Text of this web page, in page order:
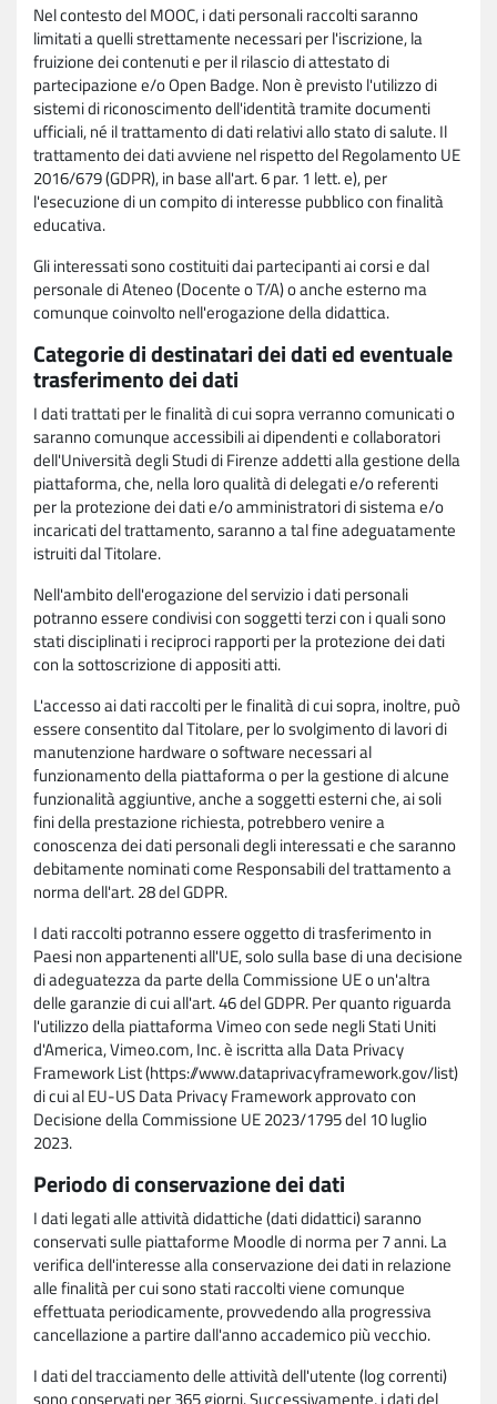
Nel contesto del MOOC, i dati personali raccolti saranno
limitati a quelli strettamente necessari per l'iscrizione, la
fruizione dei contenuti e per il rilascio di attestato di
partecipazione e/o Open Badge. Non è previsto l'utilizzo di
sistemi di riconoscimento dell'identità tramite documenti
ufficiali, né il trattamento di dati relativi allo stato di salute. Il
trattamento dei dati avviene nel rispetto del Regolamento UE
2016/679 (GDPR), in base all'art. 6 par. 1 lett. e), per
l'esecuzione di un compito di interesse pubblico con finalità
educativa.
Gli interessati sono costituiti dai partecipanti ai corsi e dal
personale di Ateneo (Docente o T/A) o anche esterno ma
comunque coinvolto nell'erogazione della didattica.
Categorie di destinatari dei dati ed eventuale
trasferimento dei dati
I dati trattati per le finalità di cui sopra verranno comunicati o
saranno comunque accessibili ai dipendenti e collaboratori
dell'Università degli Studi di Firenze addetti alla gestione della
piattaforma, che, nella loro qualità di delegati e/o referenti
per la protezione dei dati e/o amministratori di sistema e/o
incaricati del trattamento, saranno a tal fine adeguatamente
istruiti dal Titolare.
Nell'ambito dell'erogazione del servizio i dati personali
potranno essere condivisi con soggetti terzi con i quali sono
stati disciplinati i reciproci rapporti per la protezione dei dati
con la sottoscrizione di appositi atti.
L'accesso ai dati raccolti per le finalità di cui sopra, inoltre, può
essere consentito dal Titolare, per lo svolgimento di lavori di
manutenzione hardware o software necessari al
funzionamento della piattaforma o per la gestione di alcune
funzionalità aggiuntive, anche a soggetti esterni che, ai soli
fini della prestazione richiesta, potrebbero venire a
conoscenza dei dati personali degli interessati e che saranno
debitamente nominati come Responsabili del trattamento a
norma dell'art. 28 del GDPR.
I dati raccolti potranno essere oggetto di trasferimento in
Paesi non appartenenti all'UE, solo sulla base di una decisione
di adeguatezza da parte della Commissione UE o un'altra
delle garanzie di cui all'art. 46 del GDPR. Per quanto riguarda
l'utilizzo della piattaforma Vimeo con sede negli Stati Uniti
d'America, Vimeo.com, Inc. è iscritta alla Data Privacy
Framework List (https://www.dataprivacyframework.gov/list)
di cui al EU-US Data Privacy Framework approvato con
Decisione della Commissione UE 2023/1795 del 10 luglio
2023.
Periodo di conservazione dei dati
I dati legati alle attività didattiche (dati didattici) saranno
conservati sulle piattaforme Moodle di norma per 7 anni. La
verifica dell'interesse alla conservazione dei dati in relazione
alle finalità per cui sono stati raccolti viene comunque
effettuata periodicamente, provvedendo alla progressiva
cancellazione a partire dall'anno accademico più vecchio.
I dati del tracciamento delle attività dell'utente (log correnti)
sono conservati per 365 giorni. Successivamente, i dati del